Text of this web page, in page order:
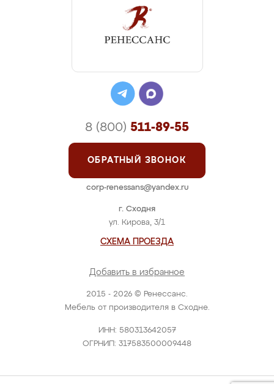
2015 - 2026 © Ренессанс.
Мебель от производителя в Сходне.
ИНН: 580313642057
ОГРНИП: 317583500009448
г. Сходня
ул. Кирова, 3/1
СХЕМА ПРОЕЗДА
Добавить в избранное
8 (800) 511-89-55
ОБРАТНЫЙ ЗВОНОК
corp-renessans@yandex.ru